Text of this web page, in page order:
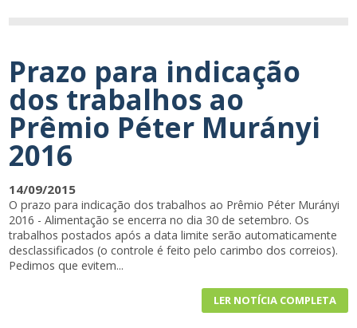
Prazo para indicação
dos trabalhos ao
Prêmio Péter Murányi
2016
14/09/2015
O prazo para indicação dos trabalhos ao Prêmio Péter Murányi
2016 - Alimentação se encerra no dia 30 de setembro. Os
trabalhos postados após a data limite serão automaticamente
desclassificados (o controle é feito pelo carimbo dos correios).
Pedimos que evitem...
LER NOTÍCIA COMPLETA